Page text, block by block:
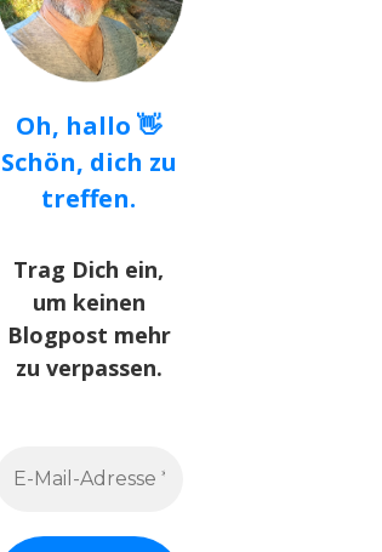
Oh, hallo 👋
Schön, dich zu
treffen.
Trag Dich ein,
um keinen
Blogpost mehr
zu verpassen.